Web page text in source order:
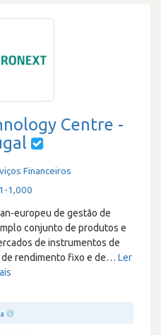
Centre -
Financeiros
1,000
europeu de gestão de
conjunto de produtos e
de instrumentos de
rendimento fixo e de… Ler